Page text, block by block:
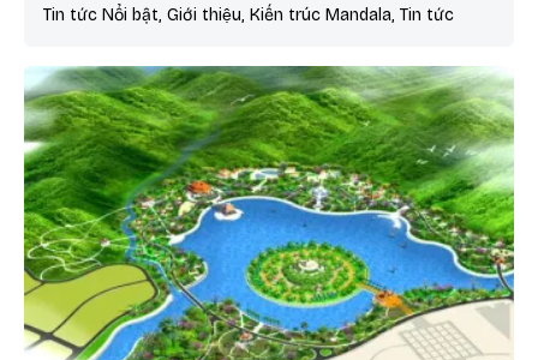
Tin tức Nổi bật, Giới thiệu, Kiến trúc Mandala, Tin tức